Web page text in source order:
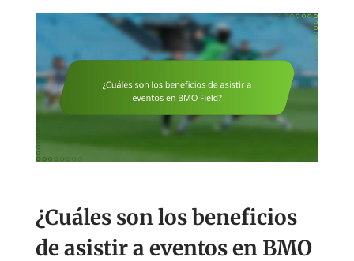
¿Cuáles son los beneficios
de asistir a eventos en BMO